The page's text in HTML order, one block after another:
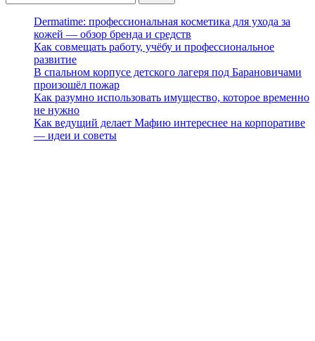
Dermatime: профессиональная косметика для ухода за
кожей — обзор бренда и средств
Как совмещать работу, учёбу и профессиональное
развитие
В спальном корпусе детского лагеря под Барановичами
произошёл пожар
Как разумно использовать имущество, которое временно
не нужно
Как ведущий делает Мафию интереснее на корпоративе
— идеи и советы